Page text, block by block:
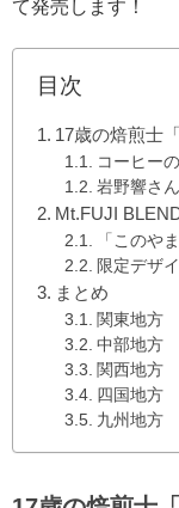
て発売します！
目次
17歳の焙煎士
コーヒー
岩野響さん
Mt.FUJI
「このや
限定デザ
まとめ
関東地方
中部地方
関西地方
四国地方
九州地方